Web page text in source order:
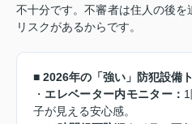
不十分です。不審者は住人の後を
リスクがあるからです。
■ 2026年の「強い」防犯設備
・ エレベーター内モニター：
子が見える安心感。